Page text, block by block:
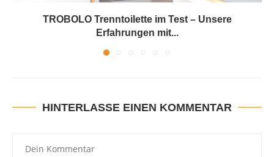
TROBOLO Trenntoilette im Test – Unsere
Erfahrungen mit...
HINTERLASSE EINEN KOMMENTAR